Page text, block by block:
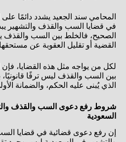
المحامي سند الجعيد يشدد دائمًا
في قضايا السب والقذف والتشهير
الصحيح، فالخلط بين السب
القضية أو تقليل العقوبة عن
لكل من يواجه مثل هذه القضايا، فإن
بين السب والقذف ليس ترفًا
الذي يُبنى عليه الحكم، والضمانة
شروط رفع دعوى السب والقذف
السعودية
إن رفع دعوى قضائية في قضايا